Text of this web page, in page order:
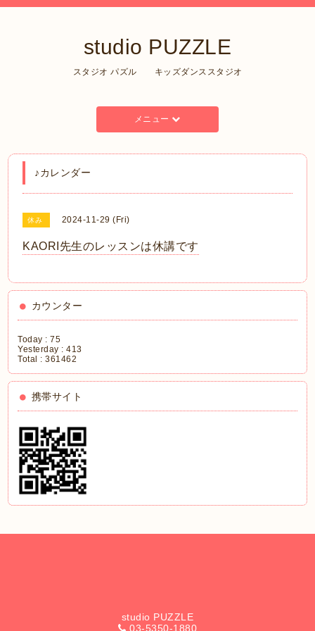
studio PUZZLE
スタジオ パズル キッズダンススタジオ
メニュー
♪カレンダー
休み 2024-11-29 (Fri)
KAORI先生のレッスンは休講です
カウンター
Today :75
Yesterday :413
Total :361462
携帯サイト
studio PUZZLE
03-5350-1880